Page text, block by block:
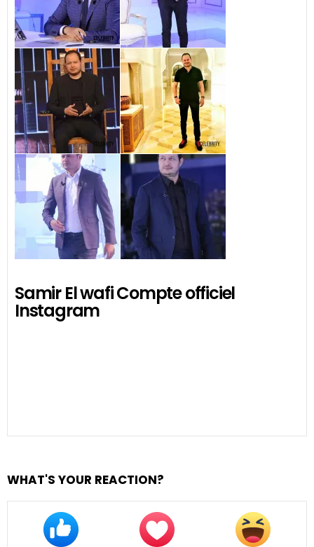
Samir El wafi Compte officiel
Instagram
WHAT'S YOUR REACTION?